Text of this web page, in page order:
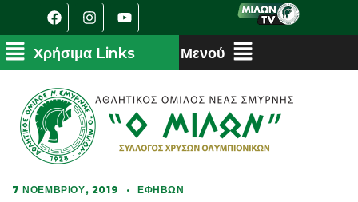
7 ΝΟΕΜΒΡΊΟΥ, 2019 · ΕΦΉΒΩΝ